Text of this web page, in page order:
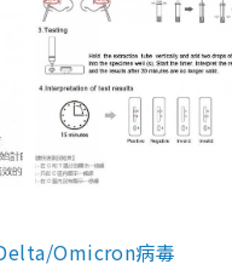
Omicron病毒